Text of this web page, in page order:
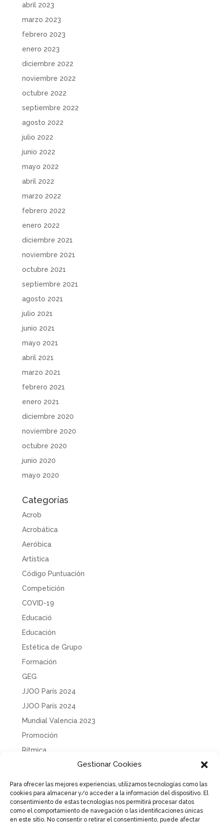
Gestionar Cookies
Para ofrecer las mejores experiencias, utilizamos tecnologías como las
cookies para almacenar y/o acceder a la información del dispositivo. El
consentimiento de estas tecnologías nos permitirá procesar datos
como el comportamiento de navegación o las identificaciones únicas
en este sitio. No consentir o retirar el consentimiento, puede afectar
abril 2023
marzo 2023
febrero 2023
enero 2023
diciembre 2022
noviembre 2022
octubre 2022
septiembre 2022
agosto 2022
julio 2022
junio 2022
mayo 2022
abril 2022
marzo 2022
febrero 2022
enero 2022
diciembre 2021
noviembre 2021
octubre 2021
septiembre 2021
agosto 2021
julio 2021
junio 2021
mayo 2021
abril 2021
marzo 2021
febrero 2021
enero 2021
diciembre 2020
noviembre 2020
octubre 2020
junio 2020
mayo 2020
Categorías
Acrob
Acrobática
Aeróbica
Artística
Código Puntuación
Competición
COVID-19
Educació
Educación
Estética de Grupo
Formación
GEG
JJOO París 2024
JJOO París 2024
Mundial Valencia 2023
Promoción
Rítmica
Tecnificación
Uncategorized